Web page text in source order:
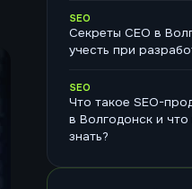
SEO
Секреты СЕО в
учесть при
SEO
Что такое SEO-
в Волгодонск и
знать?